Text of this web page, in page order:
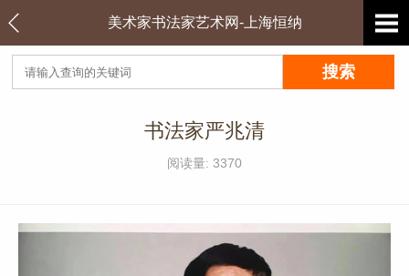
美术家书法家艺术网-上海恒纳
书法家严兆清
阅读量: 3370